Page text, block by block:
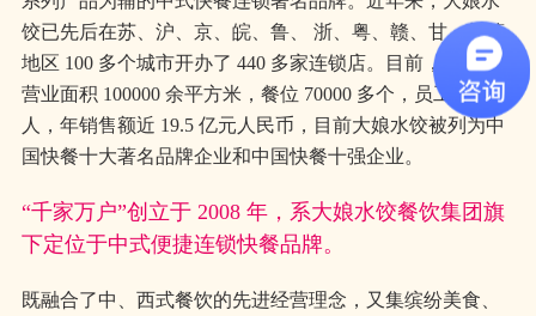
饺已先后在苏、沪、京、皖、鲁、 浙、粤、赣、甘、川等
地区 100 多个城市开办了 440 多家连锁店。目前，公司总
营业面积 100000 余平方米，餐位 70000 多个，员工近万多
人，年销售额近 19.5 亿元人民币，目前大娘水饺被列为中
国快餐十大著名品牌企业和中国快餐十强企业。
“千家万户”创立于 2008 年，系大娘水饺餐饮集团旗
下定位于中式便捷连锁快餐品牌。
既融合了中、西式餐饮的先进经营理念，又集缤纷美食、